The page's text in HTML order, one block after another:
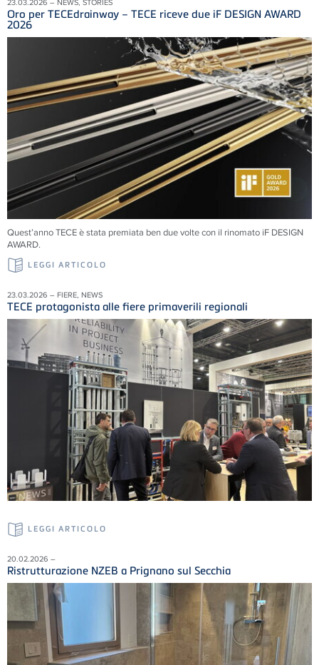
23.03.2026 – NEWS, STORIES
Oro per TECEdrainway – TECE riceve due iF DESIGN AWARD
2026
Quest’anno TECE è stata premiata ben due volte con il rinomato iF DESIGN
AWARD.
LEGGI ARTICOLO
23.03.2026 – FIERE, NEWS
TECE protagonista alle fiere primaverili regionali
LEGGI ARTICOLO
20.02.2026 –
Ristrutturazione NZEB a Prignano sul Secchia